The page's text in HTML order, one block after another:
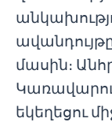
մասին։
եկեղեցու